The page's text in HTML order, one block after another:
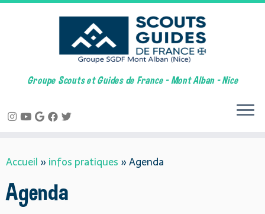
to
content
Groupe Scouts et Guides de France – Mont Alban – Nice
Accueil » infos pratiques »Agenda
Agenda